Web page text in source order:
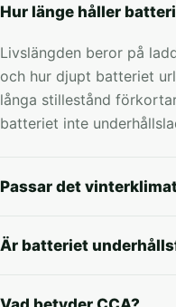
Hur länge håller
Livslängden beror på
och hur djupt batteriet
långa stillestånd
batteriet inte
Passar det
Är batteriet